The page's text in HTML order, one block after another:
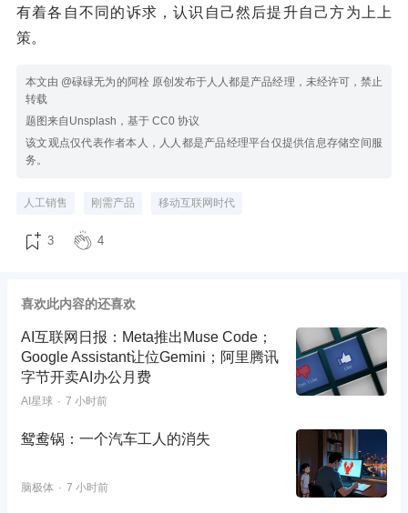
有着各自不同的诉求，认识自己然后提升自己方为上上
策。
本文由 @碌碌无为的阿栓 原创发布于人人都是产品经理，未经许可，禁止
转载
题图来自Unsplash，基于 CC0 协议
该文观点仅代表作者本人，人人都是产品经理平台仅提供信息存储空间服
务。
人工销售 刚需产品 移动互联网时代
3 4
喜欢此内容的还喜欢
AI互联网日报：Meta推出Muse Code；
Google Assistant让位Gemini；阿里腾讯
字节开卖AI办公月费
AI星球 7 小时前
鸳鸯锅：一个汽车工人的消失
脑极体 7 小时前